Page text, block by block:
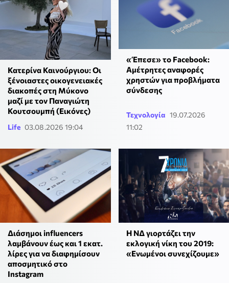
Κατερίνα Καινούργιου: Οι
ξένοιαστες οικογενειακές
διακοπές στη Μύκονο
μαζί με τον Παναγιώτη
Κουτσουμπή (Εικόνες)
Life 03.08.2026 19:04
«Έπεσε» το Facebook:
Αμέτρητες αναφορές
χρηστών για προβλήματα
σύνδεσης
Τεχνολογία 19.07.2026
11:02
Διάσημοι influencers
λαμβάνουν έως και 1 εκατ.
λίρες για να διαφημίσουν
αποσμητικό στο
Instagram
Η ΝΔ γιορτάζει την
εκλογική νίκη του 2019:
«Ενωμένοι συνεχίζουμε»